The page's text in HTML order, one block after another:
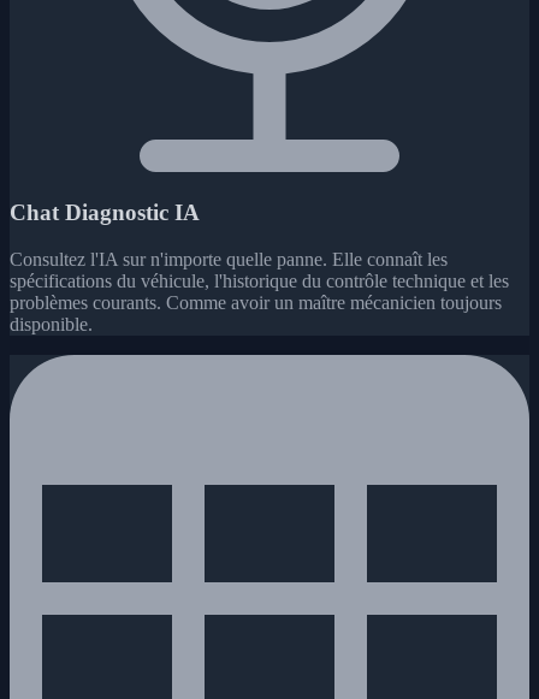
Chat Diagnostic IA
Consultez l'IA sur n'importe quelle panne. Elle connaît les
spécifications du véhicule, l'historique du contrôle technique et les
problèmes courants. Comme avoir un maître mécanicien toujours
disponible.